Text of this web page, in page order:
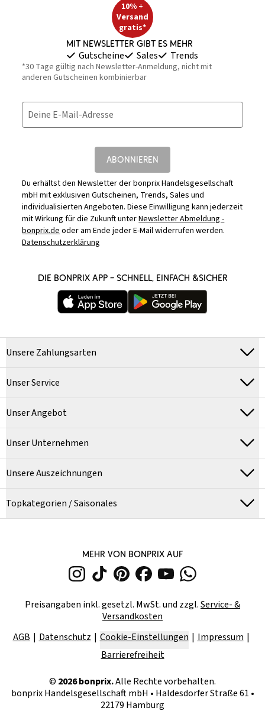
10% +
Versand
gratis*
Mit Newsletter gibt es mehr
Gutscheine Sales Trends
*30 Tage gültig nach Newsletter-Anmeldung, nicht mit
anderen Gutscheinen kombinierbar
Deine E-Mail-Adresse
ABONNIEREN
Du erhältst den Newsletter der bonprix Handelsgesellschaft
mbH mit exklusiven Gutscheinen, Trends, Sales und
individualisierten Angeboten. Diese Einwilligung kann jederzeit
mit Wirkung für die Zukunft unterNewsletter Abmeldung -
bonprix.deoder am Ende jeder E-Mail widerrufen werden.
Datenschutzerklärung
DIE BONPRIX APP – SCHNELL, EINFACH &SICHER
Unsere Zahlungsarten
Unser Service
Unser Angebot
Unser Unternehmen
Unsere Auszeichnungen
Topkategorien / Saisonales
MEHR VON BONPRIX AUF
Preisangaben inkl. gesetzl. MwSt. und zzgl.Service- &
Versandkosten
AGB
Datenschutz Cookie-Einstellungen
Impressum
Barrierefreiheit
© 2026bonprix.Alle Rechte vorbehalten.
bonprix Handelsgesellschaft mbH • Haldesdorfer Straße 61 •
22179 Hamburg